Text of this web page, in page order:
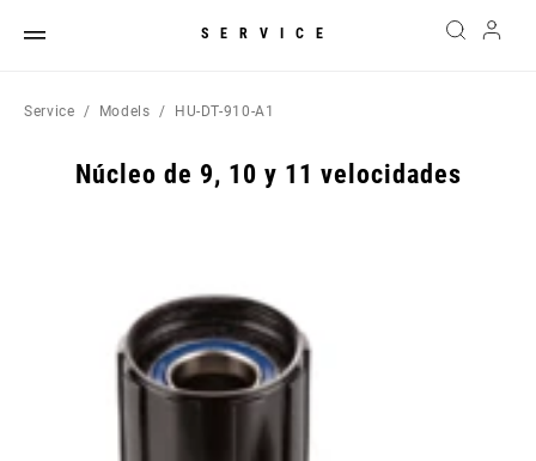
SERVICE
Service Models HU-DT-910-A1
Núcleo de 9, 10 y 11 velocidades